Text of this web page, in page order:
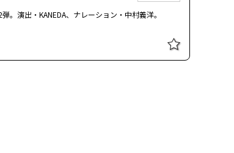
演出・KANEDA、ナレーション・中村義洋。
。演出・KANEDA、ナレーション・中村義洋。